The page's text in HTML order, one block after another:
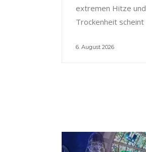
extremen Hitze und
Trockenheit scheint
6. August 2026